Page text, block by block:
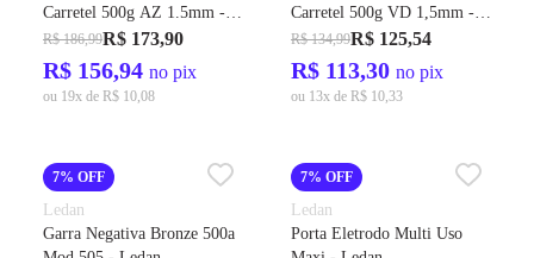
Carretel 500g AZ 1.5mm -
Cobix
R$ 186,99R$ 173,90
R$ 156,94 no pix
ou 19x de R$ 10,08
Carretel 500g VD 1,5mm -
Cobix
R$ 134,99R$ 125,54
R$ 113,30 no pix
ou 13x de R$ 10,33
7% OFF
Ledan
Garra Negativa Bronze 500a
7% OFF
Ledan
Porta Eletrodo Multi Uso